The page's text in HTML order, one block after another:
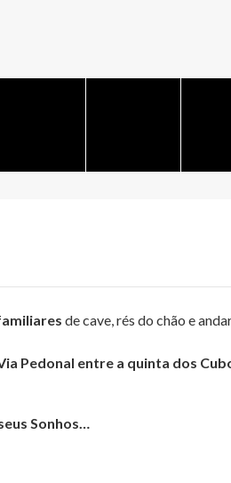
de cave, rés do chão e
Pedonal entre a quinta dos
Sonhos…